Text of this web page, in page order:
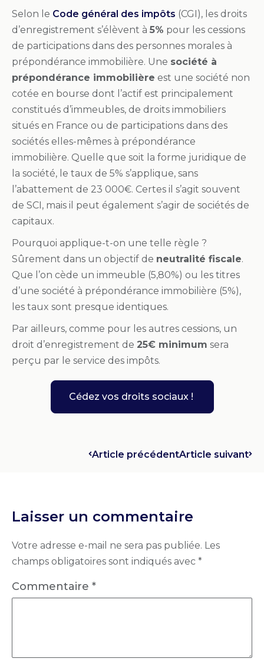
Selon le Code général des impôts (CGI), les droits
d’enregistrement s’élèvent à 5% pour les cessions
de participations dans des personnes morales à
prépondérance immobilière. Une société à
prépondérance immobilière est une société non
cotée en bourse dont l’actif est principalement
constitués d’immeubles, de droits immobiliers
situés en France ou de participations dans des
sociétés elles-mêmes à prépondérance
immobilière. Quelle que soit la forme juridique de
la société, le taux de 5% s’applique, sans
l’abattement de 23 000€. Certes il s’agit souvent
de SCI, mais il peut également s’agir de sociétés de
capitaux.
Pourquoi applique-t-on une telle règle ?
Sûrement dans un objectif de neutralité fiscale.
Que l’on cède un immeuble (5,80%) ou les titres
d’une société à prépondérance immobilière (5%),
les taux sont presque identiques.
Par ailleurs, comme pour les autres cessions, un
droit d’enregistrement de 25€ minimum sera
perçu par le service des impôts.
Cédez vos droits sociaux !
Article précédentArticle suivant
Laisser un commentaire
Votre adresse e-mail ne sera pas publiée. Les
champs obligatoires sont indiqués avec *
Commentaire *